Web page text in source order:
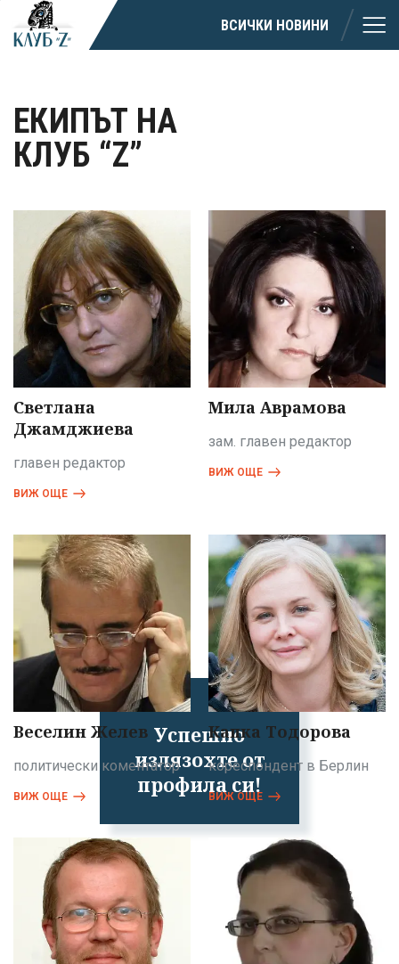
Успешно
излязохте от
профила си!
ВСИЧКИ НОВИНИ
ЕКИПЪТ НА
КЛУБ “Z”
Светлана
Джамджиева
главен редактор
ВИЖ ОЩЕ
Мила Аврамова
зам. главен редактор
ВИЖ ОЩЕ
Веселин Желев
политически коментатор
ВИЖ ОЩЕ
Капка Тодорова
кореспондент в Берлин
ВИЖ ОЩЕ